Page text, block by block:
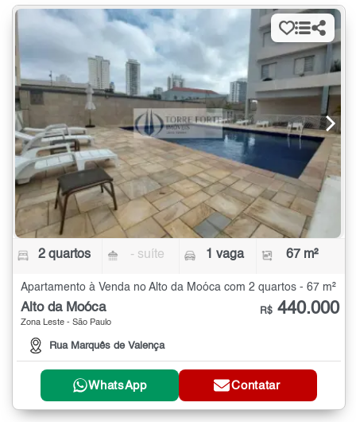
2 quartos - suíte 1 vaga 67 m²
Apartamento à Venda no Alto da Moóca com 2 quartos - 67 m²
Alto da Moóca
Zona Leste - São Paulo
Rua Marquês de Valença
R$ 440.000
WhatsApp Contatar